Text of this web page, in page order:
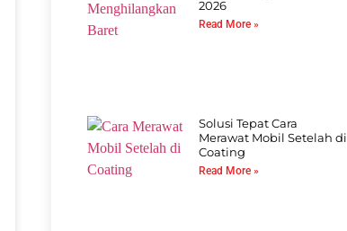
2026
Read More »
Solusi Tepat Cara
Merawat Mobil Setelah di
Coating
Read More »